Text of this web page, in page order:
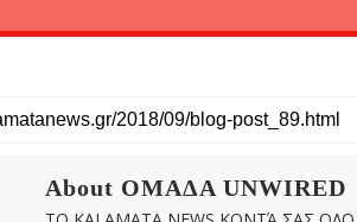
About OMAΔΑ UNWIRED